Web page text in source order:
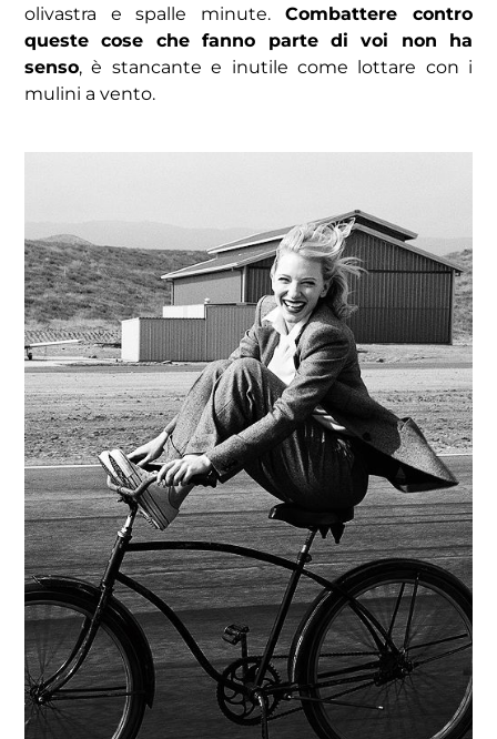
olivastra e spalle minute.Combattere contro
queste cose che fanno parte di voi non ha
senso, è stancante e inutile come lottare con i
mulini a vento.